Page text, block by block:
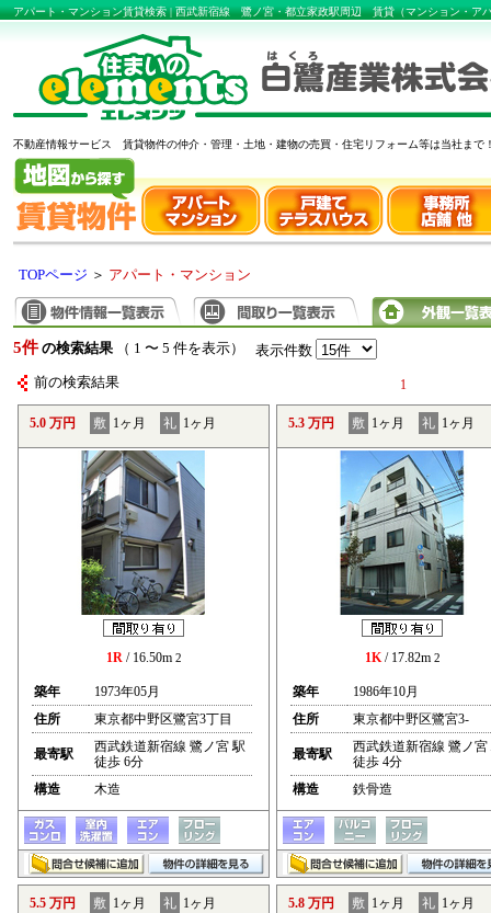
アパート・マンション賃貸検索 | 西武新宿線 鷺ノ宮・都立家政駅周辺 賃貸（マンション・ア
不動産情報サービス 賃貸物件の仲介・管理・土地・建物の売買・住宅リフォーム等は当社まで
TOPページ ＞ アパート・マンション
5件 の検索結果 （ 1 〜 5 件を表示） 表示件数
前の検索結果 1
5.0 万円 敷 1ヶ月 礼 1ヶ月
1R/ 16.50m 2
築年
1973年05月
住所
東京都中野区鷺宮3丁目
最寄駅
西武鉄道新宿線 鷺ノ宮 駅
徒歩 6分
構造
木造
5.3 万円 敷 1ヶ月 礼 1ヶ月
1K/ 17.82m 2
築年
1986年10月
住所
東京都中野区鷺宮3-
最寄駅
西武鉄道新宿線 鷺ノ宮
徒歩 4分
構造
鉄骨造
5.5 万円 敷 1ヶ月 礼 1ヶ月 5.8 万円 敷 1ヶ月 礼 1ヶ月